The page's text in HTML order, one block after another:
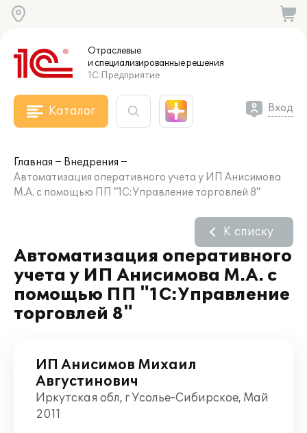
Отраслевые
и специализированныерешения
1С:Предприятие
Каталог Вход
Главная
Внедрения
Автоматизация оперативного учета у ИП Анисимова
М.А. с помощью ПП "1С:Управление торговлей 8"
Автоматизация оперативного
учета у ИП Анисимова М.А. с
помощью ПП "1С:Управление
торговлей 8"
К списку
ИП Анисимов Михаил
Августинович
Иркутская обл, г Усолье-Сибирское, Май
2011